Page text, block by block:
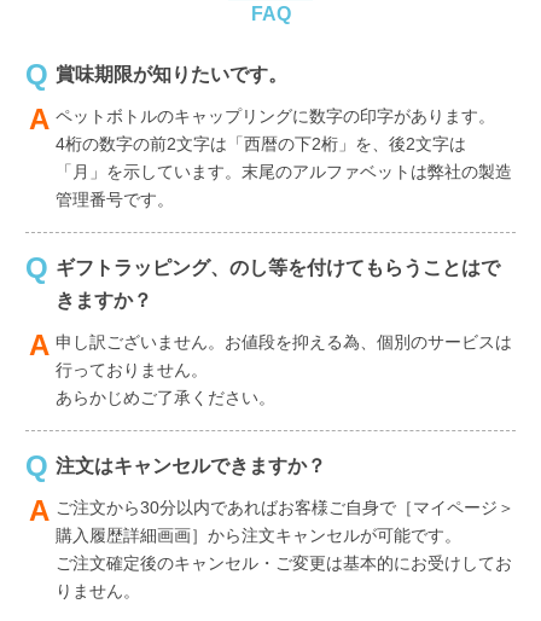
FAQ
賞味期限が知りたいです。
ペットボトルのキャップリングに数字の印字があります。
4桁の数字の前2文字は「西暦の下2桁」を、後2文字は
「月」を示しています。末尾のアルファベットは弊社の製造
管理番号です。
ギフトラッピング、のし等を付けてもらうことはで
きますか？
申し訳ございません。お値段を抑える為、個別のサービスは
行っておりません。
あらかじめご了承ください。
注文はキャンセルできますか？
ご注文から30分以内であればお客様ご自身で［マイページ＞
購入履歴詳細画画］から注文キャンセルが可能です。
ご注文確定後のキャンセル・ご変更は基本的にお受けしてお
りません。